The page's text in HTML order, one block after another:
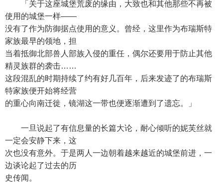
「关于这座城堡荒废的缘由，大致也和其他那些不再被
使用的城堡一样——
没有了作为防御据点使用的意义。曾经，这里作为布瑞斯特
家族最早的领地，担
当着抵御北部兽人部族入侵的重任，偶尔还要用于防止其他
精灵族群的袭击……
这段混乱的时期持续了约有好几百年，后来发迹了的布瑞斯
特家族便开始将经营
的重心向南迁徙，镜湖这一带也便逐渐遭到了遗忘。」
一旦说起了有信息量的长篇大论，耐心倾听的妮芙丝就
一定会安静下来，这
次也没有意外。于是两人一边朝着越来越近的城堡前进，一
边谈论起了过去的历
史传闻。